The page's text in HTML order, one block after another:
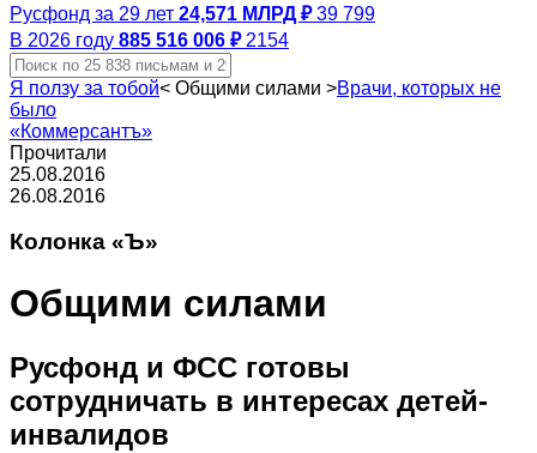
Русфонд за 29 лет 24,571 МЛРД ₽ 39 799
В 2026 году 885 516 006 ₽ 2154
Я ползу за тобой< Общими силами >Врачи, которых не
было
«Коммерсантъ»
Прочитали
25.08.2016
26.08.2016
Колонка «Ъ»
Общими силами
Русфонд и ФСС готовы
сотрудничать в интересах детей-
инвалидов